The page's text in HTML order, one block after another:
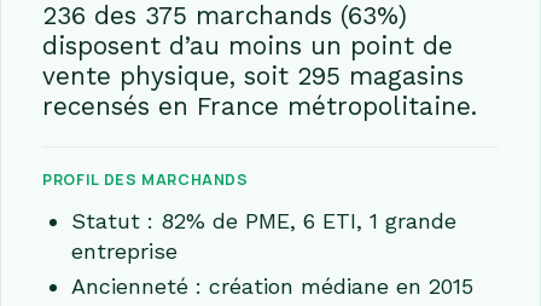
236 des 375 marchands (63%)
disposent d’au moins un point de
vente physique, soit 295 magasins
recensés en France métropolitaine.
PROFIL DES MARCHANDS
Statut : 82% de PME, 6 ETI, 1 grande
entreprise
Ancienneté : création médiane en 2015